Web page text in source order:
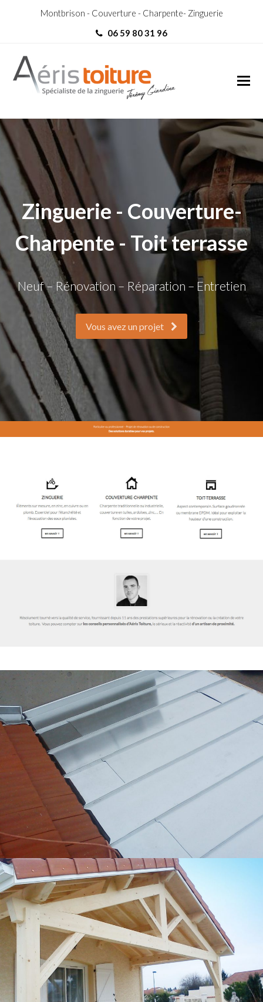
Montbrison - Couverture - Charpente- Zinguerie
06 59 80 31 96
Zinguerie - Couverture-
Charpente - Toit terrasse
Neuf – Rénovation – Réparation – Entretien
Vous avez un projet